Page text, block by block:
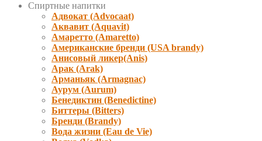
Спиртные напитки
Адвокат (Advocaat)
Аквавит (Aquavit)
Амаретто (Amaretto)
Американские бренди (USA brandy)
Анисовый ликер(Anis)
Арак (Arak)
Арманьяк (Armagnac)
Аурум (Aurum)
Бенедиктин (Benedictine)
Биттеры (Bitters)
Бренди (Brandy)
Вода жизни (Eau de Vie)